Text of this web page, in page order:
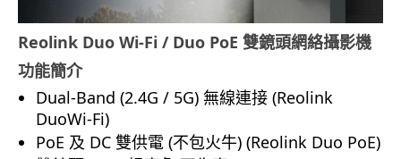
Reolink Duo Wi-Fi / Duo PoE 雙鏡頭網絡攝影機
功能簡介
Dual-Band (2.4G / 5G) 無線連接 (Reolink
DuoWi-Fi)
PoE 及 DC 雙供電 (不包火牛) (Reolink Duo PoE)